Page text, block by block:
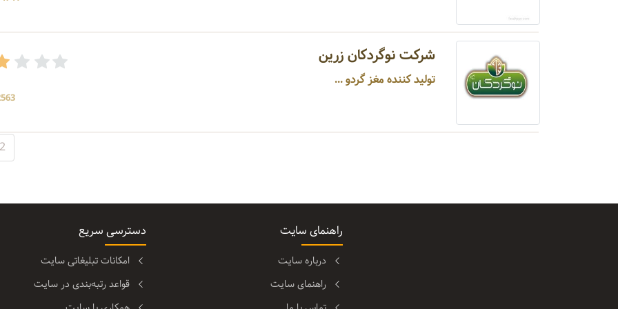
شرکت نوگردکان زرین
تولید کننده مغز گردو ...
2563
2
راهنمای سایت
درباره سایت
راهنمای سایت
دسترسی سریع
امکانات تبلیغاتی سایت
قواعد رتبه‌بندی در سایت